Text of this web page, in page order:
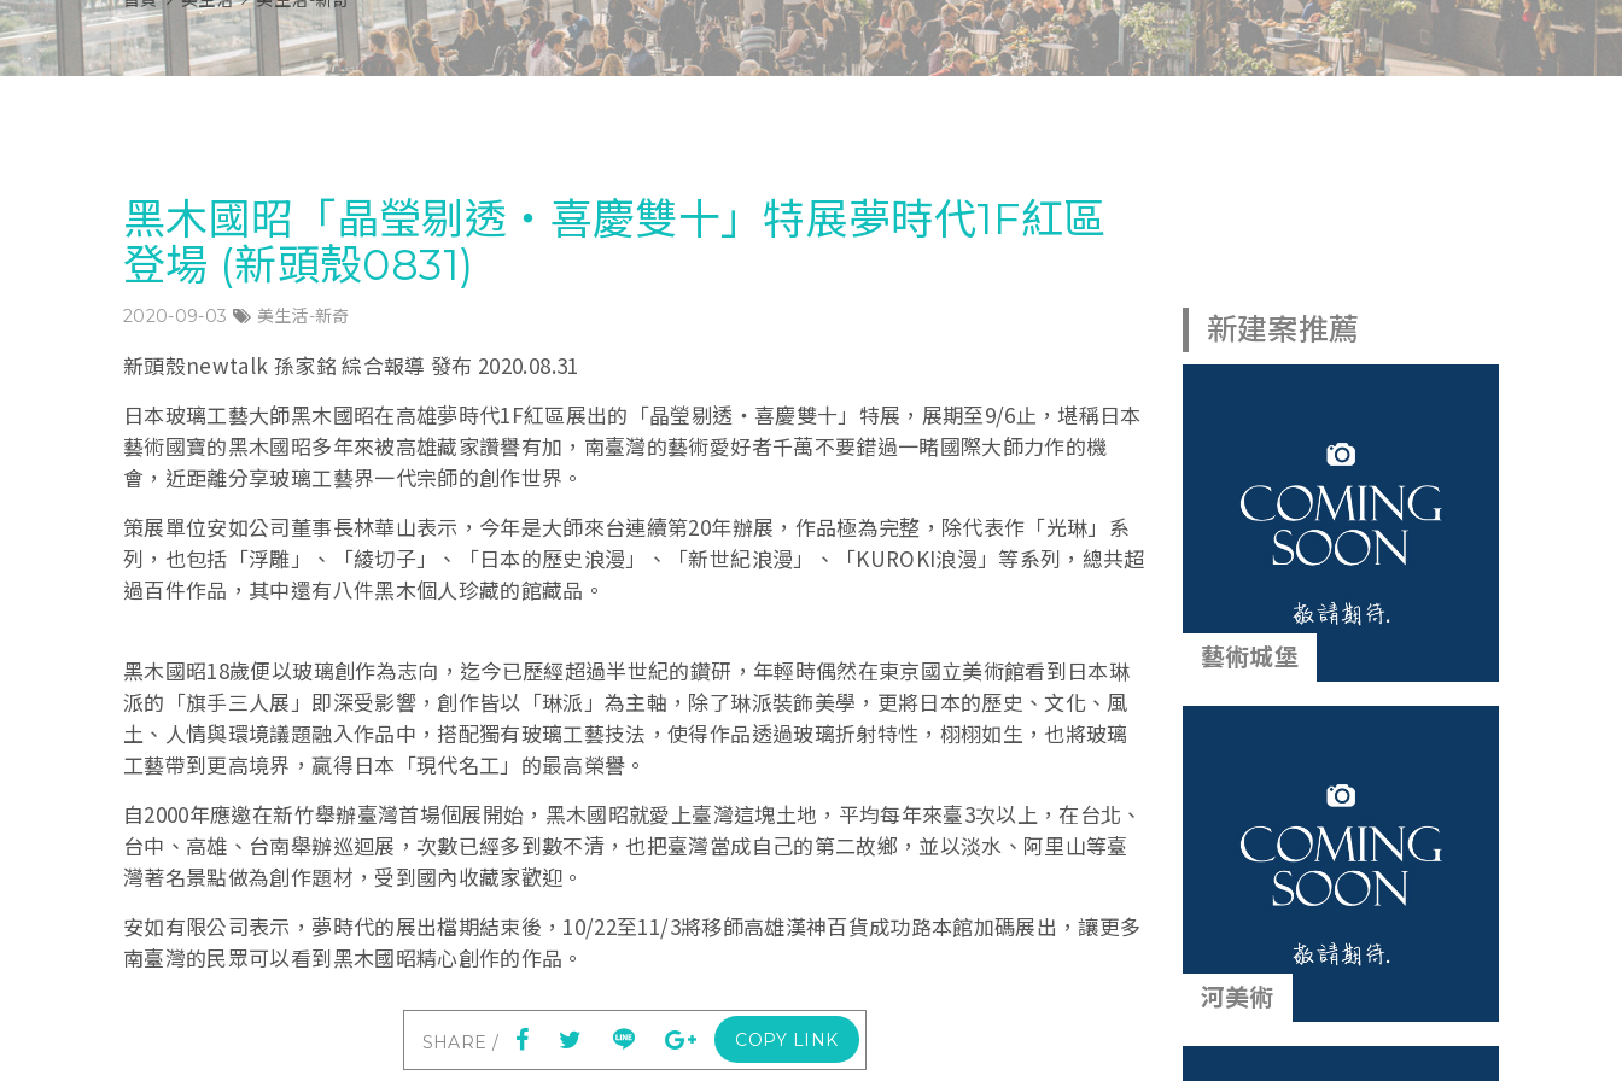
黑木國昭「晶瑩剔透・喜慶雙十」特展夢時代1F紅區
登場 (新頭殼0831)
2020-09-03 美生活-新奇
新頭殼newtalk 孫家銘 綜合報導 發布 2020.08.31
日本玻璃工藝大師黑木國昭在高雄夢時代1F紅區展出的「晶瑩剔透・喜慶雙十」特展，展期至9/6止，堪稱日本
藝術國寶的黑木國昭多年來被高雄藏家讚譽有加，南臺灣的藝術愛好者千萬不要錯過一睹國際大師力作的機
會，近距離分享玻璃工藝界一代宗師的創作世界。
策展單位安如公司董事長林華山表示，今年是大師來台連續第20年辦展，作品極為完整，除代表作「光琳」系
列，也包括「浮雕」、「綾切子」、「日本的歷史浪漫」、「新世紀浪漫」、「KUROKI浪漫」等系列，總共超
過百件作品，其中還有八件黑木個人珍藏的館藏品。
黑木國昭18歲便以玻璃創作為志向，迄今已歷經超過半世紀的鑽研，年輕時偶然在東京國立美術館看到日本琳
派的「旗手三人展」即深受影響，創作皆以「琳派」為主軸，除了琳派裝飾美學，更將日本的歷史、文化、風
土、人情與環境議題融入作品中，搭配獨有玻璃工藝技法，使得作品透過玻璃折射特性，栩栩如生，也將玻璃
工藝帶到更高境界，贏得日本「現代名工」的最高榮譽。
自2000年應邀在新竹舉辦臺灣首場個展開始，黑木國昭就愛上臺灣這塊土地，平均每年來臺3次以上，在台北、
台中、高雄、台南舉辦巡迴展，次數已經多到數不清，也把臺灣當成自己的第二故鄉，並以淡水、阿里山等臺
灣著名景點做為創作題材，受到國內收藏家歡迎。
安如有限公司表示，夢時代的展出檔期結束後，10/22至11/3將移師高雄漢神百貨成功路本館加碼展出，讓更多
南臺灣的民眾可以看到黑木國昭精心創作的作品。
COPY LINK
新建案推薦
藝術城堡
河美術